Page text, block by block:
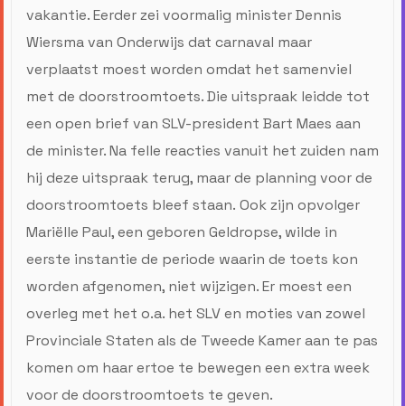
vakantie. Eerder zei voormalig minister Dennis
Wiersma van Onderwijs dat carnaval maar
verplaatst moest worden omdat het samenviel
met de doorstroomtoets. Die uitspraak leidde tot
een open brief van SLV-president Bart Maes aan
de minister. Na felle reacties vanuit het zuiden nam
hij deze uitspraak terug, maar de planning voor de
doorstroomtoets bleef staan. Ook zijn opvolger
Mariëlle Paul, een geboren Geldropse, wilde in
eerste instantie de periode waarin de toets kon
worden afgenomen, niet wijzigen. Er moest een
overleg met het o.a. het SLV en moties van zowel
Provinciale Staten als de Tweede Kamer aan te pas
komen om haar ertoe te bewegen een extra week
voor de doorstroomtoets te geven.